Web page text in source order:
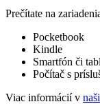
Prečítate na
Pocketbook
Kindle
Smartfón či
Počítač s
Viac informácií v